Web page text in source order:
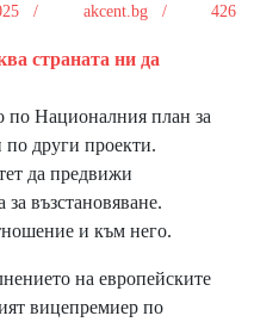
/ akcent.bg / 426
страната ни да
по Националния план за
по други проекти.
да предвижи
възстановяване.
и към него.
на европейските
вицепремиер по